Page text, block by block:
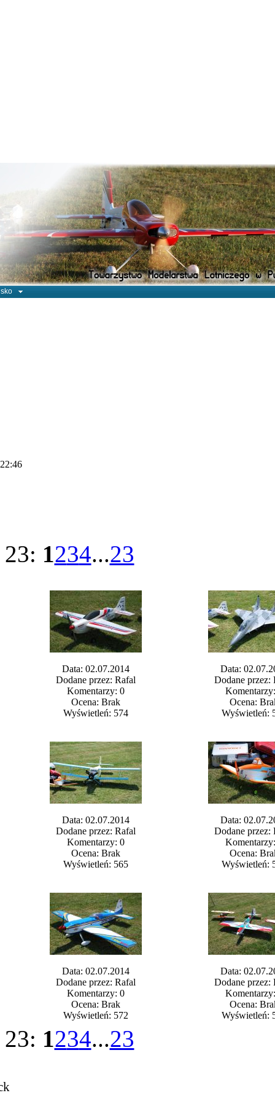
1234...23
Data: 02.07.2014
Dodane przez: Rafal
Komentarzy: 0
Ocena: Brak
Wyświetleń: 574
Data:
Dodane przez:
Ocena:
Wyświetleń:
Data: 02.07.2014
Dodane przez: Rafal
Komentarzy: 0
Ocena: Brak
Wyświetleń: 565
Data:
Dodane przez:
Ocena:
Wyświetleń:
Data: 02.07.2014
Dodane przez: Rafal
Komentarzy: 0
Ocena: Brak
Wyświetleń: 572
Data:
Dodane przez:
Ocena:
Wyświetleń:
1234...23